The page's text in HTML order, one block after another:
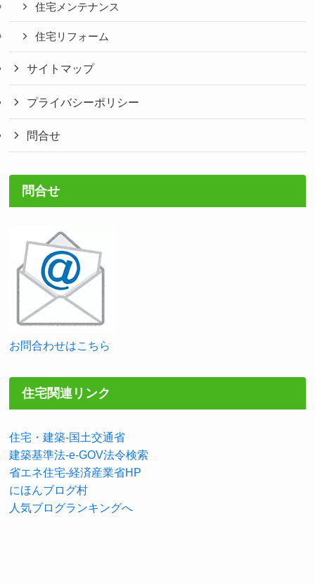
住宅メンテナンス
住宅リフォーム
サイトマップ
プライバシーポリシー
問合せ
問合せ
お問合わせはこちら
住宅関連リンク
住宅・建築-国土交通省
建築基準法-e-GOV法令検索
省エネ住宅-経済産業省HP
にほんブログ村
人気ブログランキングへ